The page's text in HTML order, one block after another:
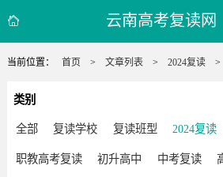
 云南高考复读网
当前位置： 首页 > 文章列表 > 2024复读 >
类别
全部 复读学校 复读班型 2024复读
职教高考复读 初升高中 中考复读